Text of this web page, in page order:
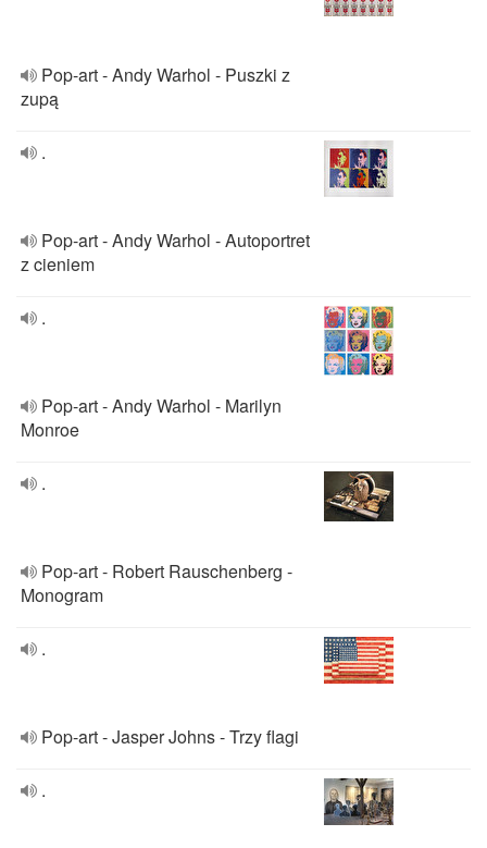
Pop-art - Andy Warhol - Puszki z
zupą
.
Pop-art - Andy Warhol - Autoportret
z cieniem
.
Pop-art - Andy Warhol - Marilyn
Monroe
.
Pop-art - Robert Rauschenberg -
Monogram
.
Pop-art - Jasper Johns - Trzy flagi
.